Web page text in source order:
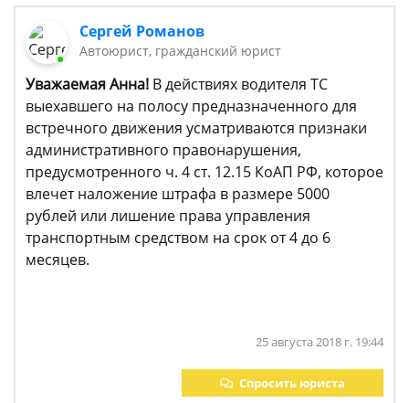
Сергей Романов
Автоюрист, гражданский юрист
Уважаемая Анна! В действиях водителя ТС
выехавшего на полосу предназначенного для
встречного движения усматриваются признаки
административного правонарушения,
предусмотренного ч. 4 ст. 12.15 КоАП РФ, которое
влечет наложение штрафа в размере 5000
рублей или лишение права управления
транспортным средством на срок от 4 до 6
месяцев.
25 августа 2018 г. 19:44
Спросить юриста